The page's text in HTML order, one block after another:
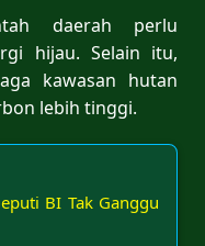
daerah perlu
hijau. Selain itu,
kawasan hutan
lebih tinggi.
BI Tak Ganggu